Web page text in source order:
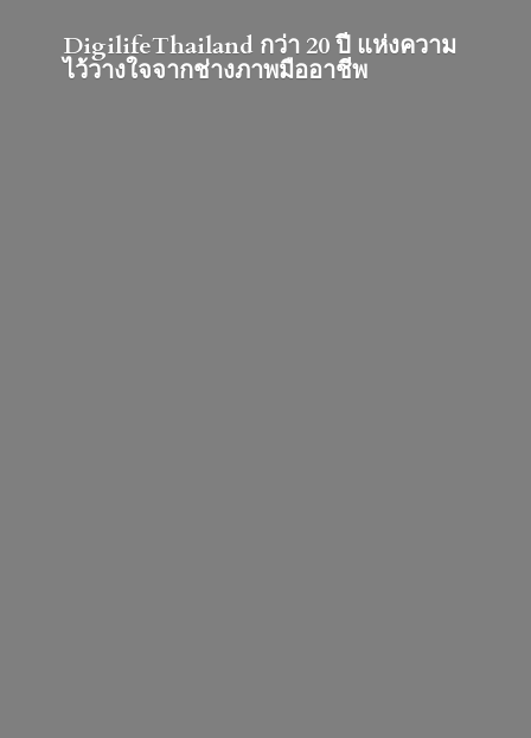
DigilifeThailand กว่า 20 ปี แห่งความ
ไว้วางใจจากช่างภาพมืออาชีพ